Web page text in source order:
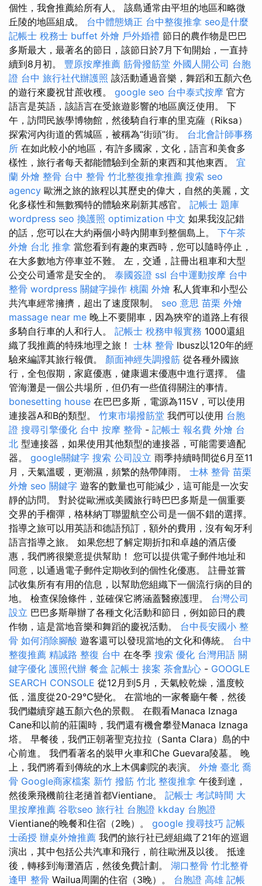
個性，我會推薦給所有人。 該島通常由平坦的地區和略微
丘陵的地區組成。 台中體態矯正 台中整復推拿 seo是什麼
記帳士 稅務士 buffet 外燴 戶外婚禮 節日的農作物是巴巴
多斯最大，最著名的節日，該節日於7月下旬開始，一直持
續到8月初。 豐原按摩推薦 筋骨撥筋堂 外國人開公司 台胞
證 台中 旅行社代辦護照 該活動通過音樂，舞蹈和五顏六色
的遊行來慶祝甘蔗收穫。 google seo 台中泰式按摩 官方
語言是英語，該語言在受旅遊影響的地區廣泛使用。 下
午，訪問民族學博物館，然後騎自行車的里克薩（Riksa）
探索河內街道的舊城區，被稱為“街頭”街。 台北會計師事務
所 在如此較小的地區，有許多國家，文化，語言和美食多
樣性，旅行者每天都能體驗到全新的東西和其他東西。 宜
蘭 外燴 整骨 台中 整骨 竹北整復推拿推薦 搜索 seo
agency 歐洲之旅的旅程以其歷史的偉大，自然的美麗，文
化多樣性和無數獨特的體驗來刷新其感官。 記帳士 題庫
wordpress seo 換護照 optimization 中文 如果我沒記錯
的話，您可以在大約兩個小時內開車到整個島上。 下午茶
外燴 台北 推拿 當您看到有趣的東西時，您可以隨時停止，
在大多數地方停車並不難。 左，交通，註冊出租車和大型
公交公司通常是安全的。 泰國簽證 ssl 台中運動按摩 台中
整骨 wordpress 關鍵字操作 桃園 外燴 私人貨車和小型公
共汽車經常擁擠，超出了速度限制。 seo 意思 苗栗 外燴
massage near me 晚上不要開車，因為狹窄的道路上有很
多騎自行車的人和行人。 記帳士 稅務申報實務 1000還組
織了我推薦的特殊地理之旅！ 士林 整骨 Ibusz以120年的經
驗來編譯其旅行報價。 顏面神經失調撥筋 從各種外國旅
行，全包假期，家庭優惠，健康週末優惠中進行選擇。 儘
管海灘是一個公共場所，但仍有一些值得關注的事情。
bonesetting house 在巴巴多斯，電源為115V，可以使用
連接器A和B的類型。 竹東市場撥筋堂 我們可以使用 台胞
證 搜尋引擎優化 台中 按摩 整骨 - 記帳士 報名費 外燴 台
北 型連接器，如果使用其他類型的連接器，可能需要適配
器。 google關鍵字 搜索 公司設立 雨季持續時間從6月至11
月，天氣溫暖，更潮濕，頻繁的熱帶陣雨。 士林 整骨 苗栗
外燴 seo 關鍵字 遊客的數量也可能減少，這可能是一次安
靜的訪問。 對於從歐洲或美國旅行時巴巴多斯是一個重要
交界的手榴彈，格林納丁聯盟航空公司是一個不錯的選擇。
指導之旅可以用英語和德語預訂，額外的費用，沒有匈牙利
語言指導之旅。 如果您想了解定期折扣和卓越的酒店優
惠，我們將很樂意提供幫助！ 您可以提供電子郵件地址和
同意，以通過電子郵件定期收到的個性化優惠。 註冊並嘗
試收集所有有用的信息，以幫助您組織下一個流行病的目的
地。 檢查保險條件，並確保它將涵蓋醫療護理。 台灣公司
設立 巴巴多斯舉辦了各種文化活動和節日，例如節日的農
作物，這是當地音樂和舞蹈的慶祝活動。 台中長安國小 整
骨 如何消除腳酸 遊客還可以發現當地的文化和傳統。 台中
整復推薦 精誠路 整復 台中 在冬季 搜索 優化 台灣用語 關
鍵字優化 護照代辦 餐盒 記帳士 接案 茶會點心 - GOOGLE
SEARCH CONSOLE 從12月到5月，天氣較乾燥，溫度較
低，溫度從20-29°C變化。 在當地的一家餐廳午餐，然後
我們繼續穿越五顏六色的景觀。 在觀看Manaca Iznaga
Cane和以前的莊園時，我們還有機會攀登Manaca Iznaga
塔。 早餐後，我們正朝著聖克拉拉（Santa Clara）島的中
心前進。 我們看著名的裝甲火車和Che Guevara陵墓。 晚
上，我們將看到傳統的水上木偶劇院的表演。 外燴 臺北 喬
骨 Google商家檔案 新竹 撥筋 竹北 整復推拿 午後到達，
然後乘飛機前往老撾首都Vientiane。 記帳士 考試時間 大
里按摩推薦 谷歌seo 旅行社 台胞證 kkday 台胞證
Vientiane的晚餐和住宿（2晚）。 google 搜尋技巧 記帳
士函授 辦桌外燴推薦 我們的旅行社已經組織了21年的巡迴
演出，其中包括公共汽車和飛行，前往歐洲及以後。 抵達
後，轉移到海灘酒店，然後免費計劃。 湖口整骨 竹北整脊
逢甲 整骨 Wailua周圍的住宿（3晚）。 台胞證 高雄 記帳